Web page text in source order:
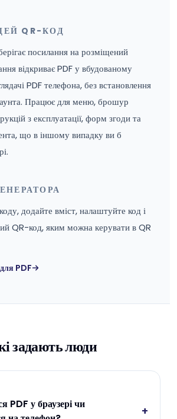
QR-КОД
посилання на розміщений
відкриває PDF у вбудованому
PDF телефона, без встановлення
Працює для меню, брошур
з експлуатації, форм згоди та
що в іншому випадку ви б
додайте вміст, налаштуйте код і
QR-код, яким можна керувати в QR
PDF
задають люди
PDF у браузері чи
+